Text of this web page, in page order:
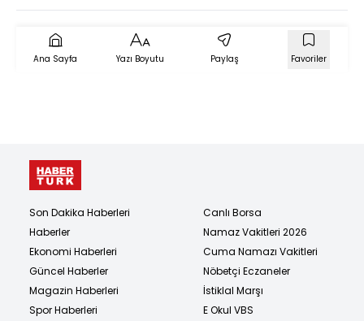
Ana Sayfa Yazı Boyutu Paylaş Favoriler
Son Dakika Haberleri
Haberler
Ekonomi Haberleri
Güncel Haberler
Magazin Haberleri
Spor Haberleri
Canlı Borsa
Namaz Vakitleri 2026
Cuma Namazı Vakitleri
Nöbetçi Eczaneler
İstiklal Marşı
E Okul VBS